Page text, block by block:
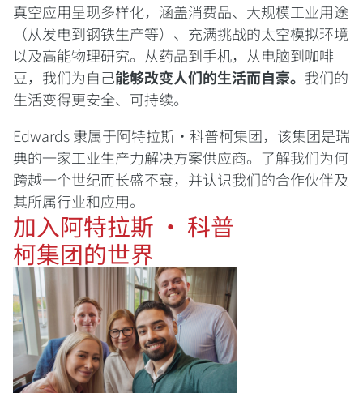
真空应用呈现多样化，涵盖消费品、大规模工业用途
（从发电到钢铁生产等）、充满挑战的太空模拟环境
以及高能物理研究。从药品到手机，从电脑到咖啡
豆，我们为自己能够改变人们的生活而自豪。 我们的
生活变得更安全、可持续。
Edwards 隶属于阿特拉斯·科普柯集团，该集团是瑞
典的一家工业生产力解决方案供应商。了解我们为何
跨越一个世纪而长盛不衰，并认识我们的合作伙伴及
其所属行业和应用。
加入阿特拉斯 · 科普
柯集团的世界​